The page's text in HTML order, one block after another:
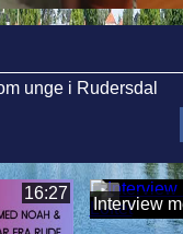
unge i Rudersdal
16:27
Interview